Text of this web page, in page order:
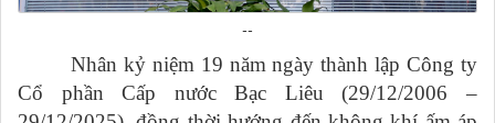
--
Nhân kỷ niệm 19 năm ngày thành lập Công ty
Cổ phần Cấp nước Bạc Liêu (29/12/2006 –